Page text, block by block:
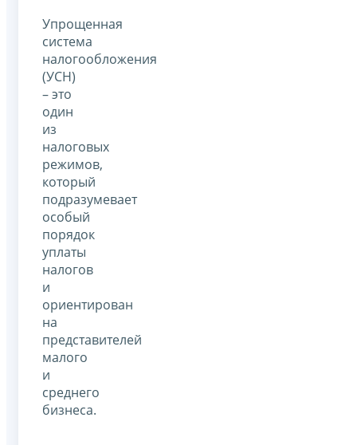
Упрощенная
система
налогообложения
(УСН)
– это
один
из
налоговых
режимов,
который
подразумевает
особый
порядок
уплаты
налогов
и
ориентирован
на
представителей
малого
и
среднего
бизнеса.